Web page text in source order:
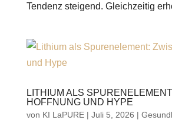
Tendenz steigend. Gleichzeitig
LITHIUM ALS
HOFFNUNG UND HYPE
von KI LaPURE| Juli 5, 2026 |